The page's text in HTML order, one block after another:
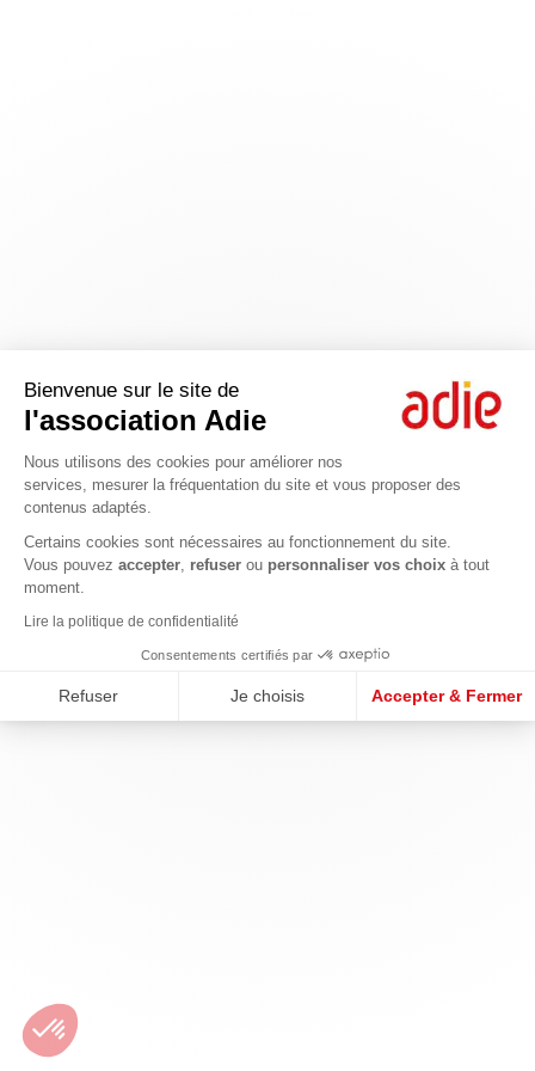
Bienvenue sur le site de
l'association Adie
Nous utilisons des cookies pour améliorer nos
services, mesurer la fréquentation du site et vous proposer des
contenus adaptés.
Certains cookies sont nécessaires au fonctionnement du site.
Vous pouvez accepter refuser ou personnaliser vos choix à tout
moment.
Lire la politique de confidentialité
Consentements certifiés par
Refuser Je choisis Accepter & Fermer
Axeptio consent